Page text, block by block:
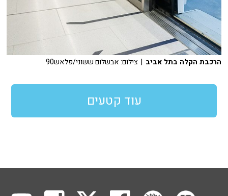
הרכבת הקלה בתל אביב | צילום: אבשלום ששוני/פלאש90
עוד קטעים